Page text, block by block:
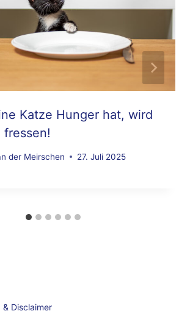
Katze Hunger hat, wird
fressen!
der Meirschen 27. Juli 2025
& Disclaimer